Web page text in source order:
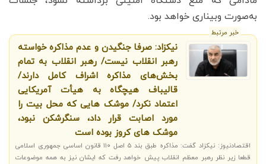
به‌صورت وبیناری خواهد بود.
خبر مرتبط
نیکزاد: صرفا جنگیدن و عدم مذاکره خواسته
رهبر انقلاب نیست/ رهبر انقلاب به تمام
بخش‌های مذاکره اشراف کامل دارند/
قالیباف هیچگاه به هیأت آمریکایی
اعتماد نکرد/ موشک هایی که محل بیت را
مورد اصابت قرار داد، سنگرشکن نبود،
موشک های کروز بوده است
اقتصادنیوز: نیکزاد گفت: مذاکره طبق بند ۵ اصل ۱۱۰ قانون اساسی جمهوری اسلامی
قطعا زیر نظر رهبر معظم انقلاب پیش خواهد رفت که ایشان نیز به همه موضوعات